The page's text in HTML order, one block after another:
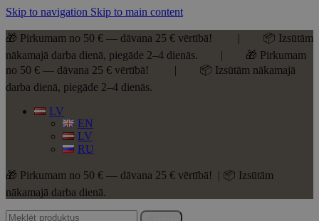
Skip to navigation Skip to main content
🎁 Pirkumam no 50 € — dāvana 25 € vērtībā! | 📦 Izsūtām
nākamajā darba dienā, piegāde 2–4 dienās. | 🎁 Pirkumam
no 50 € — dāvana 25 € vērtībā! | 📦 Izsūtām nākamajā
darba dienā, piegāde 2–4 dienās.
LV
EN
LV
RU
🎁 Pirkumam no 50 € — dāvana 25 € vērtībā! | 📦 Izsūtām
nākamajā darba dienā.